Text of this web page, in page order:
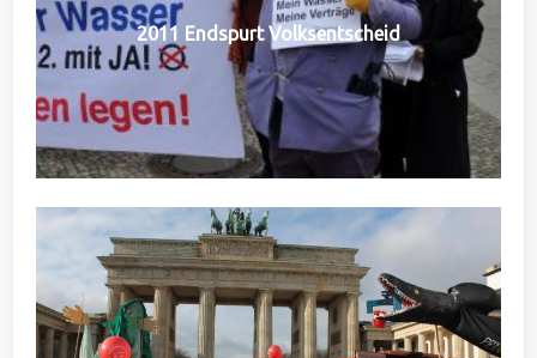
2011 Endspurt Volksentscheid